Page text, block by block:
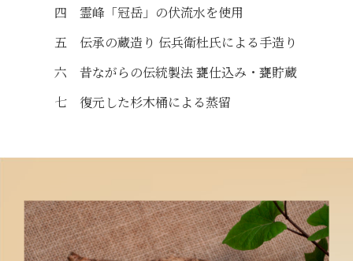
霊峰「冠岳」の伏流水を使用
伝承の蔵造り 伝兵衛杜氏による手造り
昔ながらの伝統製法 甕仕込み・甕貯蔵
復元した杉木桶による蒸留